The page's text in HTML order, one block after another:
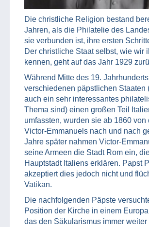
Die christliche Religion bestand
Jahren, als die Philatelie des
sie verbunden ist, ihre ersten
Der christliche Staat selbst, wie wir
kennen, geht auf das Jahr 1929
Während Mitte des 19.
verschiedenen päpstlichen Staaten
auch ein sehr interessantes
Thema sind) einen großen Teil
umfassten, wurden sie ab 1860 von
Victor-Emmanuels nach und nach
Jahre später nahmen Victor-
seine Armeen die Stadt Rom ein,
Hauptstadt Italiens erklären. Papst
akzeptiert dies jedoch nicht und
Vatikan.
Die nachfolgenden Päpste
Position der Kirche in einem
das den Säkularismus immer weiter